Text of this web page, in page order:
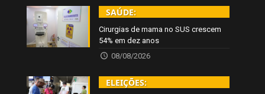
SAÚDE:
Cirurgias de mama no SUS crescem
54% em dez anos
08/08/2026
ELEIÇÕES: